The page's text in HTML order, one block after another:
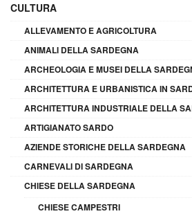
CULTURA
ALLEVAMENTO E AGRICOLTURA
ANIMALI DELLA SARDEGNA
ARCHEOLOGIA E MUSEI DELLA
ARCHITETTURA E URBANISTICA IN
ARCHITETTURA INDUSTRIALE DELLA
ARTIGIANATO SARDO
AZIENDE STORICHE DELLA SARDEGNA
CARNEVALI DI SARDEGNA
CHIESE DELLA SARDEGNA
CHIESE CAMPESTRI